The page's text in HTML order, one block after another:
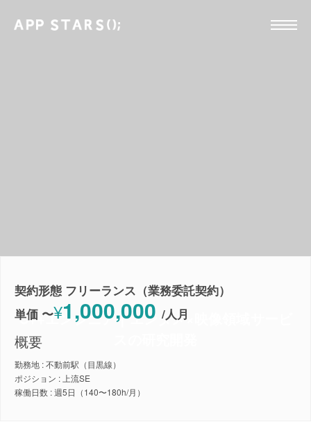
C++エンジニア｜エンタメ×映像領域サービ
契約形態 フリーランス（業務委託契約）
単価 〜¥1,000,000 /人月
概要
勤務地 : 不動前駅（目黒線）
ポジション : 上流SE
稼働日数 : 週5日（140〜180h/月）